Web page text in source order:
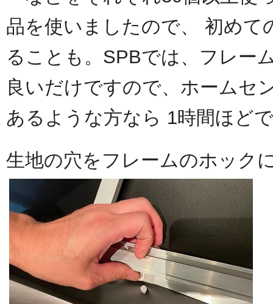
品を使いましたので、 初めて
ることも。SPBでは、フレー
良いだけですので、ホームセ
あるような方なら 1時間ほど
生地の穴をフレームのホック